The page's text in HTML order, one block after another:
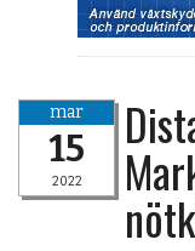
mar
15
2022